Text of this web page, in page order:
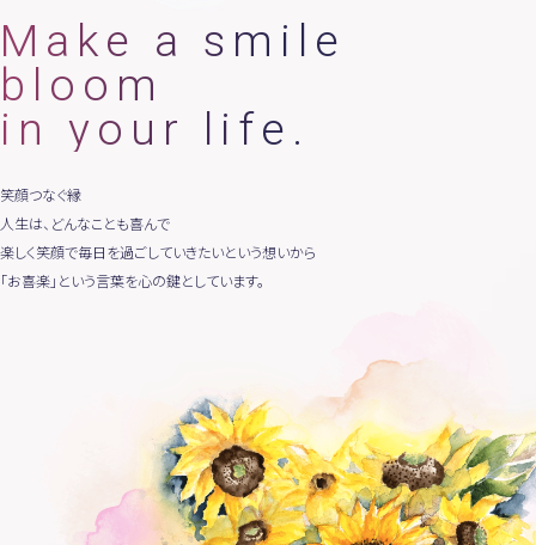
Make a smile
bloom
in your life.
笑顔つなぐ縁
人生は、どんなことも喜んで
楽しく笑顔で毎日を過ごしていきたいという想いから
「お喜楽」という言葉を心の鍵としています。